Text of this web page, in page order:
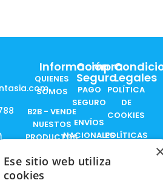
Información
QUIENES
SOMOS
B2B - VENDE
NUESTOS
PRODUCTOS
RESPONSABILIDAD
Compra
Segura
PAGO
SEGURO
ENVÍOS
NACIONALES
ENVÍOS
INTERNACIONALES
Legales
POLÍTICA
DE
COOKIES
POLÍTICAS
PRIVACIDAD
Ese sitio web utiliza
cookies